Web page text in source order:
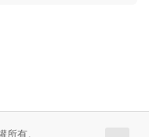
有。